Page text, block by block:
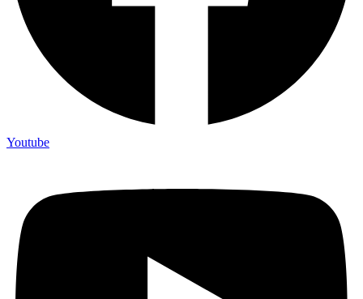
Youtube